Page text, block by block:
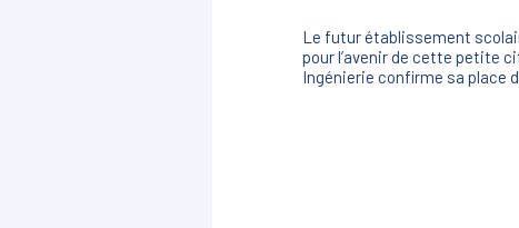
Le futur établissement
pour l’avenir de cette petite
Ingénierie confirme sa place